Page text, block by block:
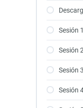
Sesión 1
Sesión 2
Sesión 3
Sesión